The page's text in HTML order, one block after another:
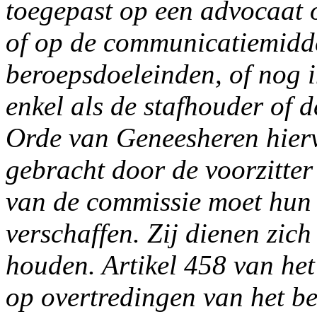
toegepast op een advocaat
of op de
beroepsdoeleinden, of
enkel als de stafhouder of
Orde van Geneesheren
gebracht door de
van de commissie moet
verschaffen. Zij dienen
houden. Artikel 458 van
op overtredingen van het